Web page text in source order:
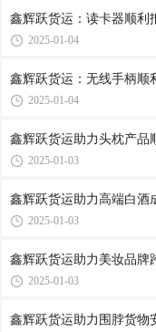
鑫辉跃货运：读卡器顺
2025-01-04
鑫辉跃货运：无线手柄
2025-01-04
鑫辉跃货运助力头枕产品
2025-01-03
鑫辉跃货运助力高端白酒
2025-01-03
鑫辉跃货运助力美妆品牌
2025-01-03
鑫辉跃货运助力围脖货物